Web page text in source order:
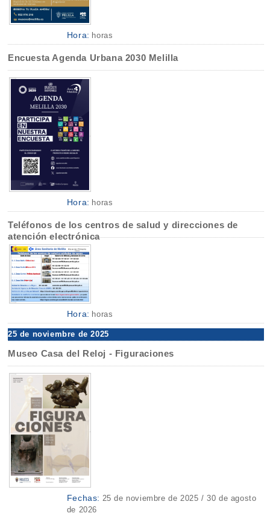
Hora: horas
Encuesta Agenda Urbana 2030 Melilla
Hora: horas
Teléfonos de los centros de salud y direcciones de
atención electrónica
Hora: horas
25 de noviembre de 2025
Museo Casa del Reloj - Figuraciones
Fechas: 25 de noviembre de 2025 / 30 de agosto
de 2026